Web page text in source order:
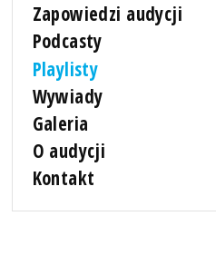
Zapowiedzi audycji
Podcasty
Playlisty
Wywiady
Galeria
O audycji
Kontakt